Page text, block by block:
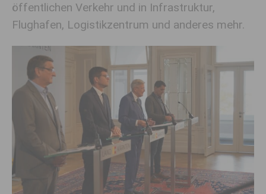
öffentlichen Verkehr und in Infrastruktur,
Flughafen, Logistikzentrum und anderes mehr.